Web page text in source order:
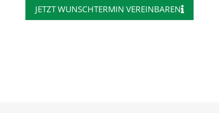
JETZT WUNSCHTERMIN VEREINBAREN